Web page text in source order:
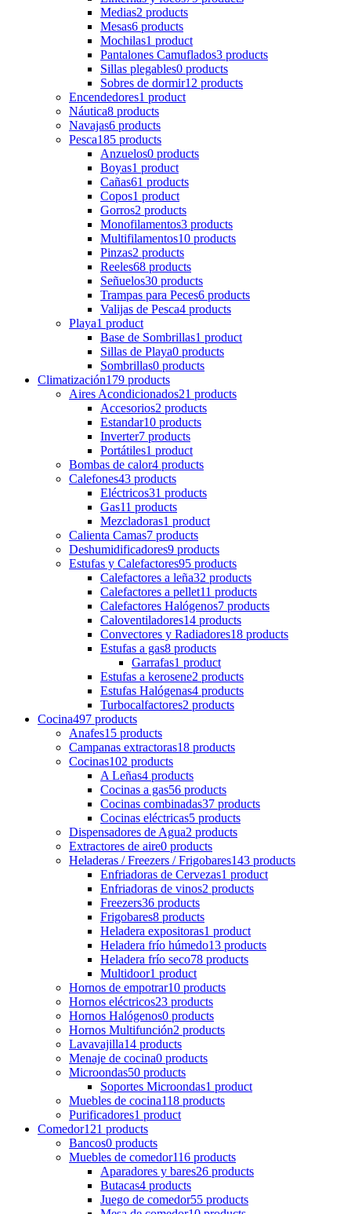
Medias2 products
Mesas6 products
Mochilas1 product
Pantalones Camuflados3 products
Sillas plegables0 products
Sobres de dormir12 products
Encendedores1 product
Náutica8 products
Navajas6 products
Pesca185 products
Anzuelos0 products
Boyas1 product
Cañas61 products
Copos1 product
Gorros2 products
Monofilamentos3 products
Multifilamentos10 products
Pinzas2 products
Reeles68 products
Señuelos30 products
Trampas para Peces6 products
Valijas de Pesca4 products
Playa1 product
Base de Sombrillas1 product
Sillas de Playa0 products
Sombrillas0 products
Climatización179 products
Aires Acondicionados21 products
Accesorios2 products
Estandar10 products
Inverter7 products
Portátiles1 product
Bombas de calor4 products
Calefones43 products
Eléctricos31 products
Gas11 products
Mezcladoras1 product
Calienta Camas7 products
Deshumidificadores9 products
Estufas y Calefactores95 products
Calefactores a leña32 products
Calefactores a pellet11 products
Calefactores Halógenos7 products
Caloventiladores14 products
Convectores y Radiadores18 products
Estufas a gas8 products
Garrafas1 product
Estufas a kerosene2 products
Estufas Halógenas4 products
Turbocalfactores2 products
Cocina497 products
Anafes15 products
Campanas extractoras18 products
Cocinas102 products
A Leñas4 products
Cocinas a gas56 products
Cocinas combinadas37 products
Cocinas eléctricas5 products
Dispensadores de Agua2 products
Extractores de aire0 products
Heladeras / Freezers / Frigobares143 products
Enfriadoras de Cervezas1 product
Enfriadoras de vinos2 products
Freezers36 products
Frigobares8 products
Heladera expositoras1 product
Heladera frío húmedo13 products
Heladera frío seco78 products
Multidoor1 product
Hornos de empotrar10 products
Hornos eléctricos23 products
Hornos Halógenos0 products
Hornos Multifunción2 products
Lavavajilla14 products
Menaje de cocina0 products
Microondas50 products
Soportes Microondas1 product
Muebles de cocina118 products
Purificadores1 product
Comedor121 products
Bancos0 products
Muebles de comedor116 products
Aparadores y bares26 products
Butacas4 products
Juego de comedor55 products